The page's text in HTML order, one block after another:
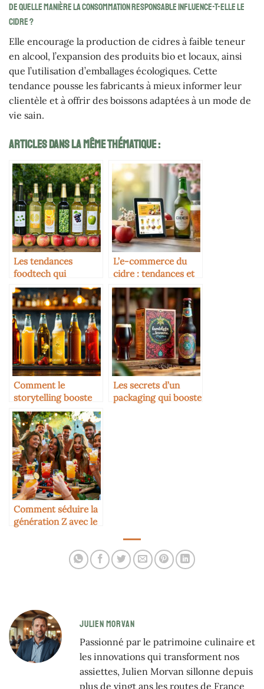
De quelle manière la consommation responsable influence-t-elle le
cidre ?
Elle encourage la production de cidres à faible teneur
en alcool, l’expansion des produits bio et locaux, ainsi
que l’utilisation d’emballages écologiques. Cette
tendance pousse les fabricants à mieux informer leur
clientèle et à offrir des boissons adaptées à un mode de
vie sain.
Articles Dans La Même Thématique :
Les tendances
foodtech qui
impactent le marché
du cidre
L’e-commerce du
cidre : tendances et
innovations
Comment le
storytelling booste
les ventes de
boissons artisanales
Les secrets d’un
packaging qui booste
Comment séduire la
génération Z avec le
JULIEN MORVAN
Passionné par le patrimoine culinaire et
les innovations qui transforment nos
assiettes, Julien Morvan sillonne depuis
plus de vingt ans les routes de France